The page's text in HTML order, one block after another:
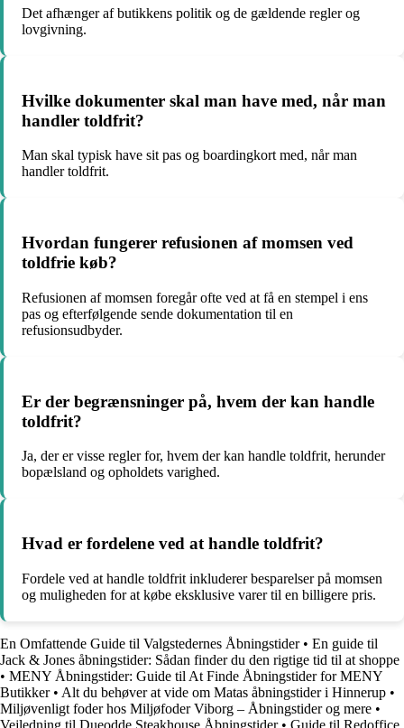
Det afhænger af butikkens politik og de gældende regler og
lovgivning.
Hvilke dokumenter skal man have med, når man
handler toldfrit?
Man skal typisk have sit pas og boardingkort med, når man
handler toldfrit.
Hvordan fungerer refusionen af momsen ved
toldfrie køb?
Refusionen af momsen foregår ofte ved at få en stempel i ens
pas og efterfølgende sende dokumentation til en
refusionsudbyder.
Er der begrænsninger på, hvem der kan handle
toldfrit?
Ja, der er visse regler for, hvem der kan handle toldfrit, herunder
bopælsland og opholdets varighed.
Hvad er fordelene ved at handle toldfrit?
Fordele ved at handle toldfrit inkluderer besparelser på momsen
og muligheden for at købe eksklusive varer til en billigere pris.
En Omfattende Guide til Valgstedernes Åbningstider• En guide til
Jack & Jones åbningstider: Sådan finder du den rigtige tid til at shoppe
• MENY Åbningstider: Guide til At Finde Åbningstider for MENY
Butikker• Alt du behøver at vide om Matas åbningstider i Hinnerup •
Miljøvenligt foder hos Miljøfoder Viborg – Åbningstider og mere •
Vejledning til Dueodde Steakhouse Åbningstider• Guide til Redoffice